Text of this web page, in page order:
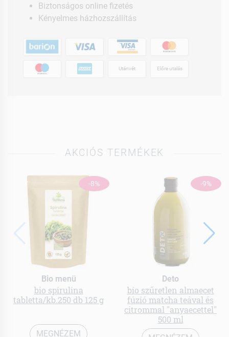
Biztonságos online fizetés
Kényelmes házhozszállítás
Utánvét Előre utalás
AKCIÓS TERMÉKEK
-8%
Bio menü
bio spirulina
tabletta/kb.250 db 125 g
MEGNÉZEM
-9%
Deto
bio szűretlen almaecet
fúzió matcha teával és
citrommal "anyaecettel"
500 ml